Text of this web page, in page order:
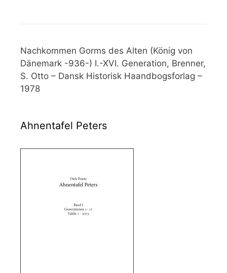
Nachkommen Gorms des Alten (König von
Dänemark -936-) I.-XVI. Generation, Brenner,
S. Otto – Dansk Historisk Haandbogsforlag –
1978
Ahnentafel Peters